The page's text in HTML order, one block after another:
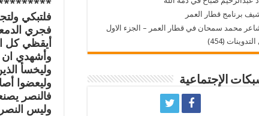
فلتبكي
فجري
أيقظي كل
وأشهدي ان
وليخسأ
وليعضوا
فالنصر
وليس
برنامج قطار العمر
محمد سمحان في قطار العمر – الجزء الاول
(454)
الإجتماعية